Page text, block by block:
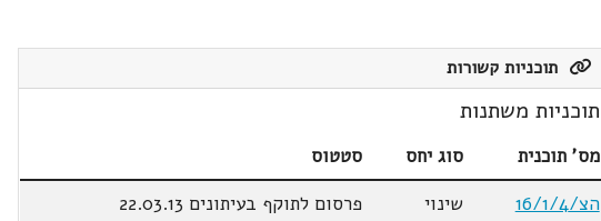
תוכניות קשורות
תוכניות משתנות
מס' תוכנית סוג יחס
סטטוס
הצ/16/1/4
שינוי פרסום לתוקף בעיתונים 22.03.13